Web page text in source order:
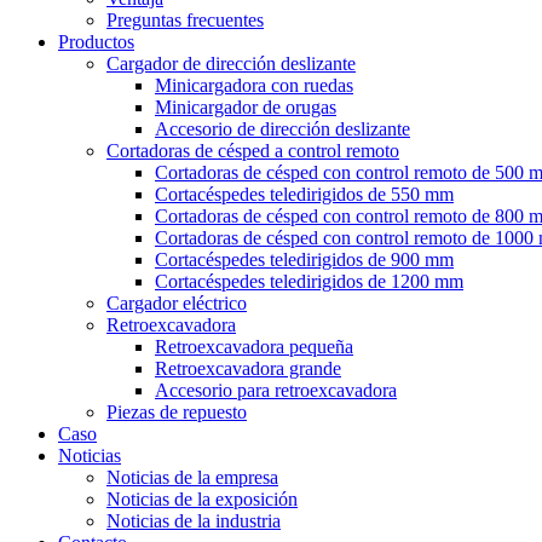
Preguntas frecuentes
Productos
Cargador de dirección deslizante
Minicargadora con ruedas
Minicargador de orugas
Accesorio de dirección deslizante
Cortadoras de césped a control remoto
Cortadoras de césped con control remoto de 500
Cortacéspedes teledirigidos de 550 mm
Cortadoras de césped con control remoto de 800
Cortadoras de césped con control remoto de 1000
Cortacéspedes teledirigidos de 900 mm
Cortacéspedes teledirigidos de 1200 mm
Cargador eléctrico
Retroexcavadora
Retroexcavadora pequeña
Retroexcavadora grande
Accesorio para retroexcavadora
Piezas de repuesto
Caso
Noticias
Noticias de la empresa
Noticias de la exposición
Noticias de la industria